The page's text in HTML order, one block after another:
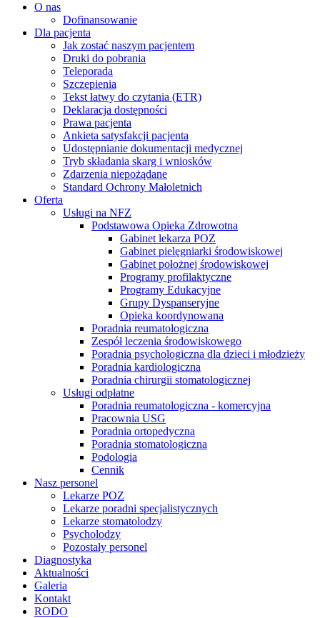
O nas
Dofinansowanie
Dla pacjenta
Jak zostać naszym pacjentem
Druki do pobrania
Teleporada
Szczepienia
Tekst łatwy do czytania (ETR)
Deklaracja dostępności
Prawa pacjenta
Ankieta satysfakcji pacjenta
Udostępnianie dokumentacji medycznej
Tryb składania skarg i wniosków
Zdarzenia niepożądane
Standard Ochrony Małoletnich
Oferta
Usługi na NFZ
Podstawowa Opieka Zdrowotna
Gabinet lekarza POZ
Gabinet pielęgniarki środowiskowej
Gabinet położnej środowiskowej
Programy profilaktyczne
Programy Edukacyjne
Grupy Dyspanseryjne
Opieka koordynowana
Poradnia reumatologiczna
Zespół leczenia środowiskowego
Poradnia psychologiczna dla dzieci i młodzieży
Poradnia kardiologiczna
Poradnia chirurgii stomatologicznej
Usługi odpłatne
Poradnia reumatologiczna - komercyjna
Pracownia USG
Poradnia ortopedyczna
Poradnia stomatologiczna
Podologia
Cennik
Nasz personel
Lekarze POZ
Lekarze poradni specjalistycznych
Lekarze stomatolodzy
Psycholodzy
Pozostały personel
Diagnostyka
Aktualności
Galeria
Kontakt
RODO